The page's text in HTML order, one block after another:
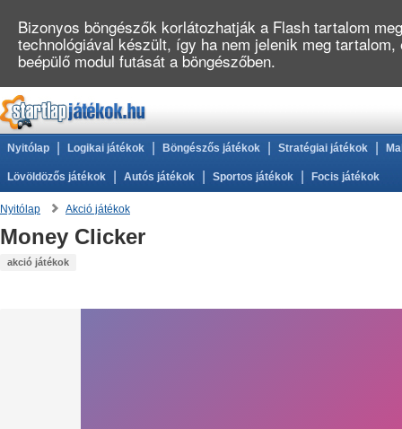
Nyitólap Logikai játékok Böngészős játékok Stratégiai játékok
Lövöldözős játékok Autós játékok Sportos játékok Focis játékok
Nyitólap Akció játékok
Money Clicker
akció játékok
Bizonyos böngészők korlátozhatják a Flash tartalom
technológiával készült, így ha nem jelenik meg
beépülő modul futását a böngészőben.